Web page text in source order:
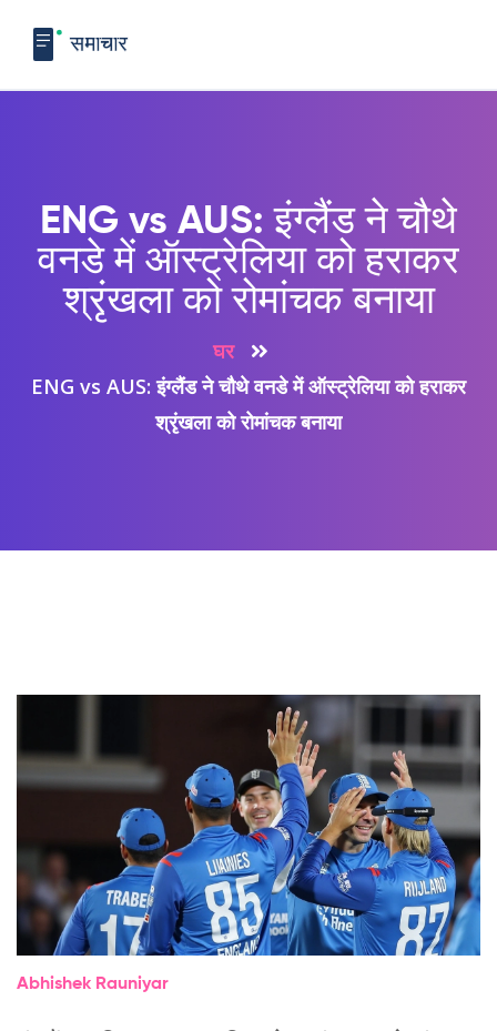
ENG vs AUS: इंग्लैंड ने चौथे
वनडे में ऑस्ट्रेलिया को हराकर
श्रृंखला को रोमांचक बनाया
घर
ENG vs AUS: इंग्लैंड ने चौथे वनडे में ऑस्ट्रेलिया को हराकर
श्रृंखला को रोमांचक बनाया
Abhishek Rauniyar